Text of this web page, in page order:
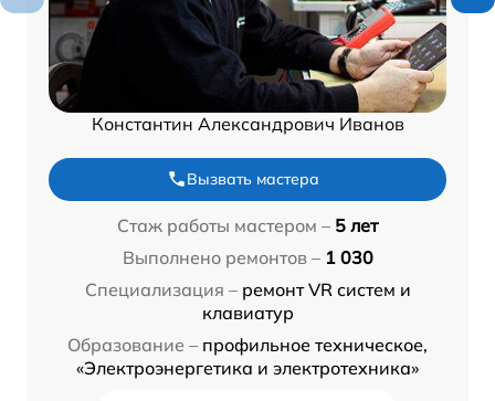
Константин Александрович Иванов
Вызвать мастера
Стаж работы мастером – 5 лет
Выполнено ремонтов – 1 030
Специализация – ремонт VR систем и
клавиатур
Образование – профильное техническое,
«Электроэнергетика и электротехника»